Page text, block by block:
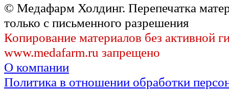
© Медафарм Холдинг. Перепечатка
только с письменного разрешения
Копирование материалов без активной
www.medafarm.ru запрещено
О компании
Политика в отношении обработки